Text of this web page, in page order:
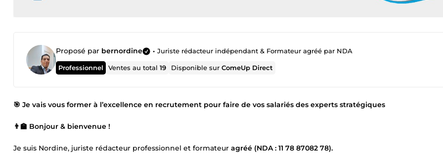
Proposé par bernordine • Juriste rédacteur indépendant & Formateur agréé par NDA
Professionnel Ventes au total19 Disponible surComeUp Direct
🎯 Je vais vous former à l’excellence en recrutement pour faire de vos salariés des experts stratégiques
👨🏫 Bonjour & bienvenue !
Je suis Nordine, juriste rédacteur professionnel et formateur agréé (NDA : 11 78 87082 78).